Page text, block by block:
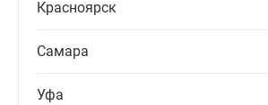
Красноярск
Самара
Уфа